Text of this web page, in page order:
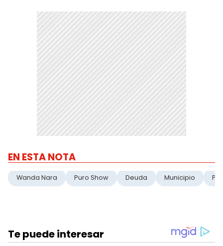
EN ESTA NOTA
Wanda Nara Puro Show Deuda Municipio